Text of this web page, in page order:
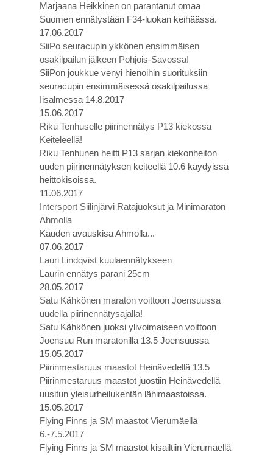
Marjaana Heikkinen on parantanut omaa
Suomen ennätystään F34-luokan keihäässä.
17.06.2017
SiiPo seuracupin ykkönen ensimmäisen
osakilpailun jälkeen Pohjois-Savossa!
SiiPon joukkue venyi hienoihin suorituksiin
seuracupin ensimmäisessä osakilpailussa
Iisalmessa 14.8.2017
15.06.2017
Riku Tenhuselle piirinennätys P13 kiekossa
Keiteleellä!
Riku Tenhunen heitti P13 sarjan kiekonheiton
uuden piirinennätyksen keiteellä 10.6 käydyissä
heittokisoissa.
11.06.2017
Intersport Siilinjärvi Ratajuoksut ja Minimaraton
Ahmolla
Kauden avauskisa Ahmolla...
07.06.2017
Lauri Lindqvist kuulaennätykseen
Laurin ennätys parani 25cm
28.05.2017
Satu Kähkönen maraton voittoon Joensuussa
uudella piirinennätysajalla!
Satu Kähkönen juoksi ylivoimaiseen voittoon
Joensuu Run maratonilla 13.5 Joensuussa
15.05.2017
Piirinmestaruus maastot Heinävedellä 13.5
Piirinmestaruus maastot juostiin Heinävedellä
uusitun yleisurheilukentän lähimaastoissa.
15.05.2017
Flying Finns ja SM maastot Vierumäellä
6.-7.5.2017
Flying Finns ja SM maastot kisailtiin Vierumäellä